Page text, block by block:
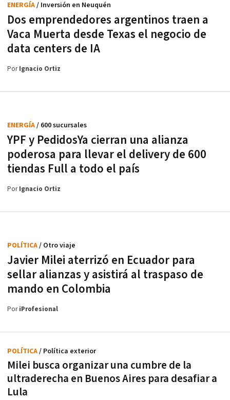
Dos emprendedores argentinos traen a
Vaca Muerta desde Texas el negocio de
data centers de IA
ENERGÍA/ Inversión en Neuquén
PorIgnacio Ortiz
YPF y PedidosYa cierran una alianza
poderosa para llevar el delivery de 600
tiendas Full a todo el país
ENERGÍA/ 600 sucursales
PorIgnacio Ortiz
Javier Milei aterrizó en Ecuador para
sellar alianzas y asistirá al traspaso de
mando en Colombia
POLÍTICA/ Otro viaje
PoriProfesional
Milei busca organizar una cumbre de la
ultraderecha en Buenos Aires para desafiar a
Lula
POLÍTICA/ Política exterior